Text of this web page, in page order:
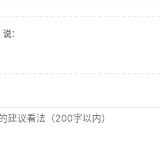
说：